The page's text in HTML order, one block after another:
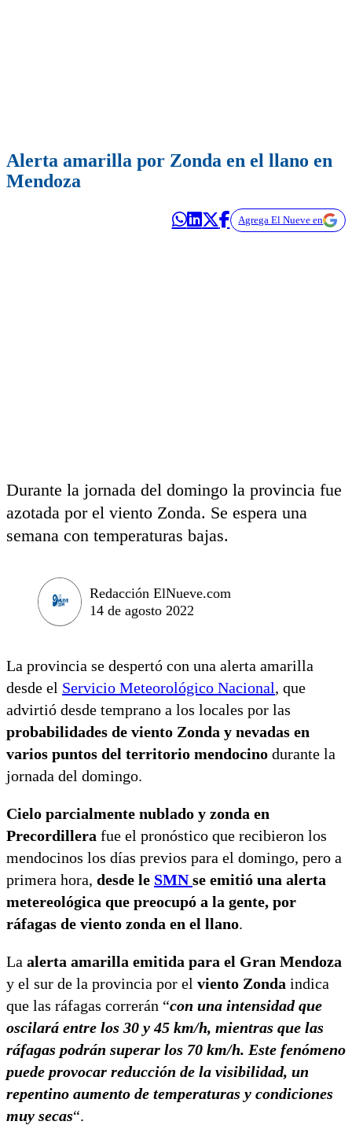
Alerta amarilla por Zonda en el llano en
Mendoza
Agrega El Nueve en
Durante la jornada del domingo la provincia fue
azotada por el viento Zonda. Se espera una
semana con temperaturas bajas.
Redacción ElNueve.com
14 de agosto 2022
La provincia se despertó con una alerta amarilla
desde el Servicio Meteorológico Nacional, que
advirtió desde temprano a los locales por las
probabilidades de viento Zonda y nevadas en
varios puntos del territorio mendocino durante la
jornada del domingo.
Cielo parcialmente nublado y zonda en
Precordillera fue el pronóstico que recibieron los
mendocinos los días previos para el domingo, pero a
primera hora, desde le SMNse emitió una alerta
metereológica que preocupó a la gente, por
ráfagas de viento zonda en el llano.
La alerta amarilla emitida para el Gran Mendoza
y el sur de la provincia por el viento Zonda indica
que las ráfagas correrán “con una intensidad que
oscilará entre los 30 y 45 km/h, mientras que las
ráfagas podrán superar los 70 km/h. Este fenómeno
puede provocar reducción de la visibilidad, un
repentino aumento de temperaturas y condiciones
muy secas“.